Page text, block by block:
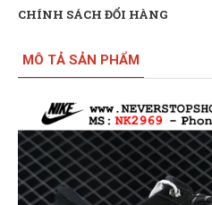
CHÍNH SÁCH ĐỔI HÀNG
MÔ TẢ SẢN PHẨM